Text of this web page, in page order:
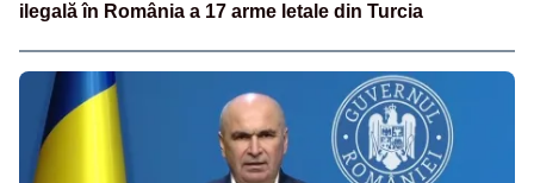
ilegală în România a 17 arme letale din Turcia